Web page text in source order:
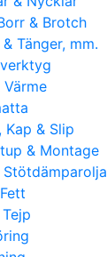
& Brotch
Tänger, mm.
Värme
Kap & Slip
& Montage